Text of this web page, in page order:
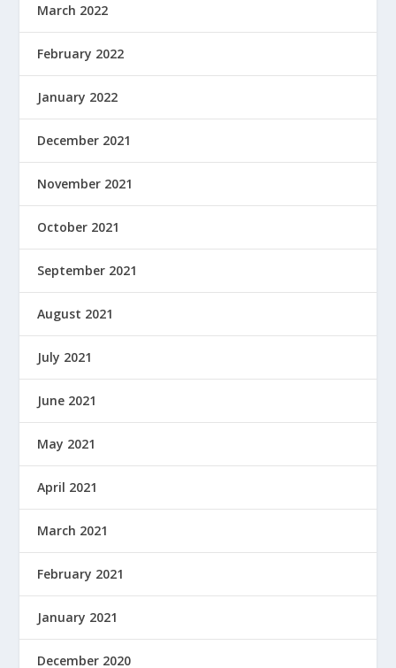
March 2022
February 2022
January 2022
December 2021
November 2021
October 2021
September 2021
August 2021
July 2021
June 2021
May 2021
April 2021
March 2021
February 2021
January 2021
December 2020